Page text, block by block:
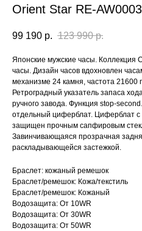
Orient Star RE-
99 190 р. 123 990 р.
Японские мужские часы. Коллекция
часы. Дизайн часов вдохновлен
механизме 24 камня, частота 21600
Ретроградный указатель запаса
ручного завода. Функция stop-
отдельный циферблат. Циферблат с
защищен прочным сапфировым
Завинчивающаяся прозрачная
раскладывающейся застежкой.
Браслет: кожаный ремешок
Браслет/ремешок: Кожа/текстиль
Браслет/ремешок: Кожаный
Водозащита: От 10WR
Водозащита: От 30WR
Водозащита: От 50WR